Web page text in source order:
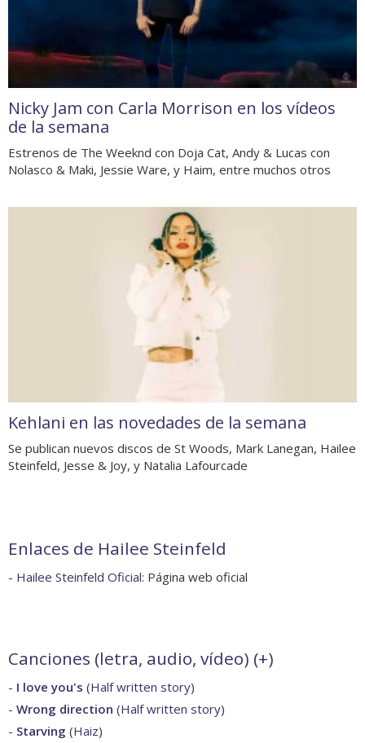
Nicky Jam con Carla Morrison en los vídeos
de la semana
Estrenos de The Weeknd con Doja Cat, Andy & Lucas con
Nolasco & Maki, Jessie Ware, y Haim, entre muchos otros
Kehlani en las novedades de la semana
Se publican nuevos discos de St Woods, Mark Lanegan, Hailee
Steinfeld, Jesse & Joy, y Natalia Lafourcade
Enlaces de Hailee Steinfeld
- Hailee Steinfeld Oficial: Página web oficial
Canciones (letra, audio, vídeo) (+)
- I love you's (Half written story)
- Wrong direction (Half written story)
- Starving (Haiz)